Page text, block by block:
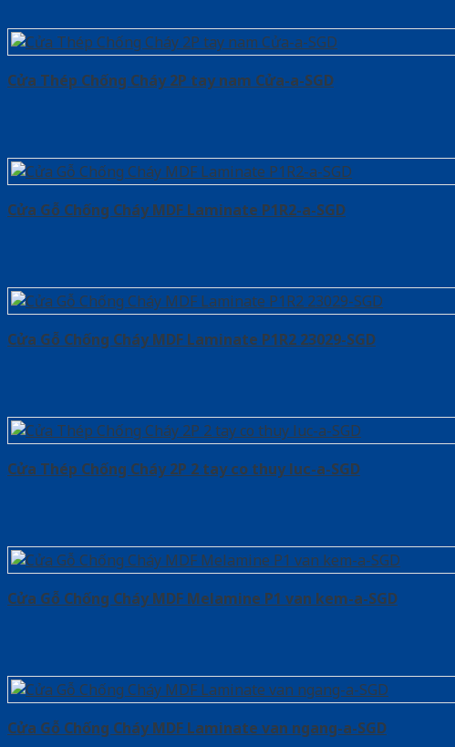
Cửa Thép Chống Cháy 2P tay nam Cửa-a-SGD
Cửa Gỗ Chống Cháy MDF Laminate P1R2-a-SGD
Cửa Gỗ Chống Cháy MDF Laminate P1R2 23029-SGD
Cửa Thép Chống Cháy 2P 2 tay co thuy luc-a-SGD
Cửa Gỗ Chống Cháy MDF Melamine P1 van kem-a-SGD
Cửa Gỗ Chống Cháy MDF Laminate van ngang-a-SGD